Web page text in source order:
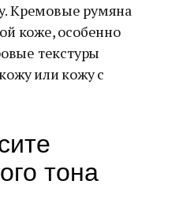
Кремовые румяна
коже, особенно
текстуры
или кожу с
тона